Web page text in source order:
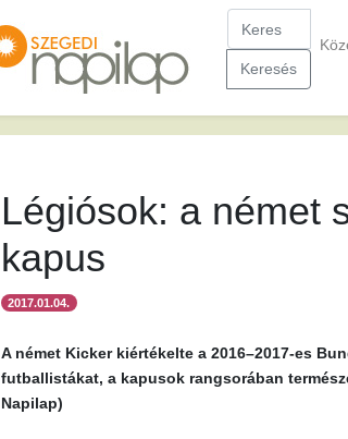
Keresés
Légiósok: a német
kapus
2017.01.04.
A német Kicker kiértékelte a 2016–2017-es
futballistákat, a kapusok rangsorában
Napilap)